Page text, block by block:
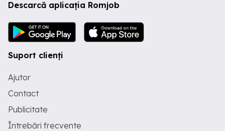
Descarcă aplicația Romjob
Suport clienți
Ajutor
Contact
Publicitate
Întrebări frecvente